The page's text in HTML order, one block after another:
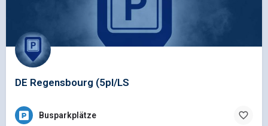
DE Regensbourg (5pl/LS
Busparkplätze